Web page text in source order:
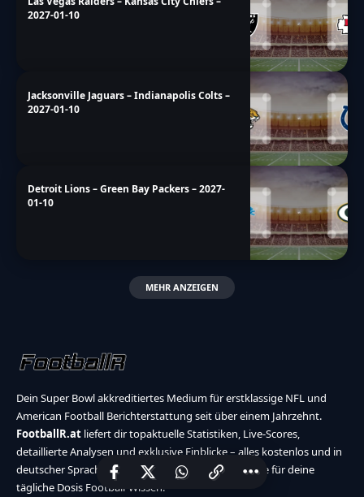
2027-01-10
Jacksonville Jaguars – Indianapolis Colts –
2027-01-10
Detroit Lions – Green Bay Packers – 2027-
01-10
MEHR ANZEIGEN
Dein Super Bowl akkreditiertes Medium für erstklassige NFL und
American Football Berichterstattung seit über einem Jahrzehnt.
FootballR.at liefert dir topaktuelle Statistiken, Live-Scores,
detaillierte Analysen und exklusive Einblicke – alles kostenlos und in
deutscher Sprache. Verlass dich auf unsere Expertise für deine
tägliche Dosis Football-Wissen.